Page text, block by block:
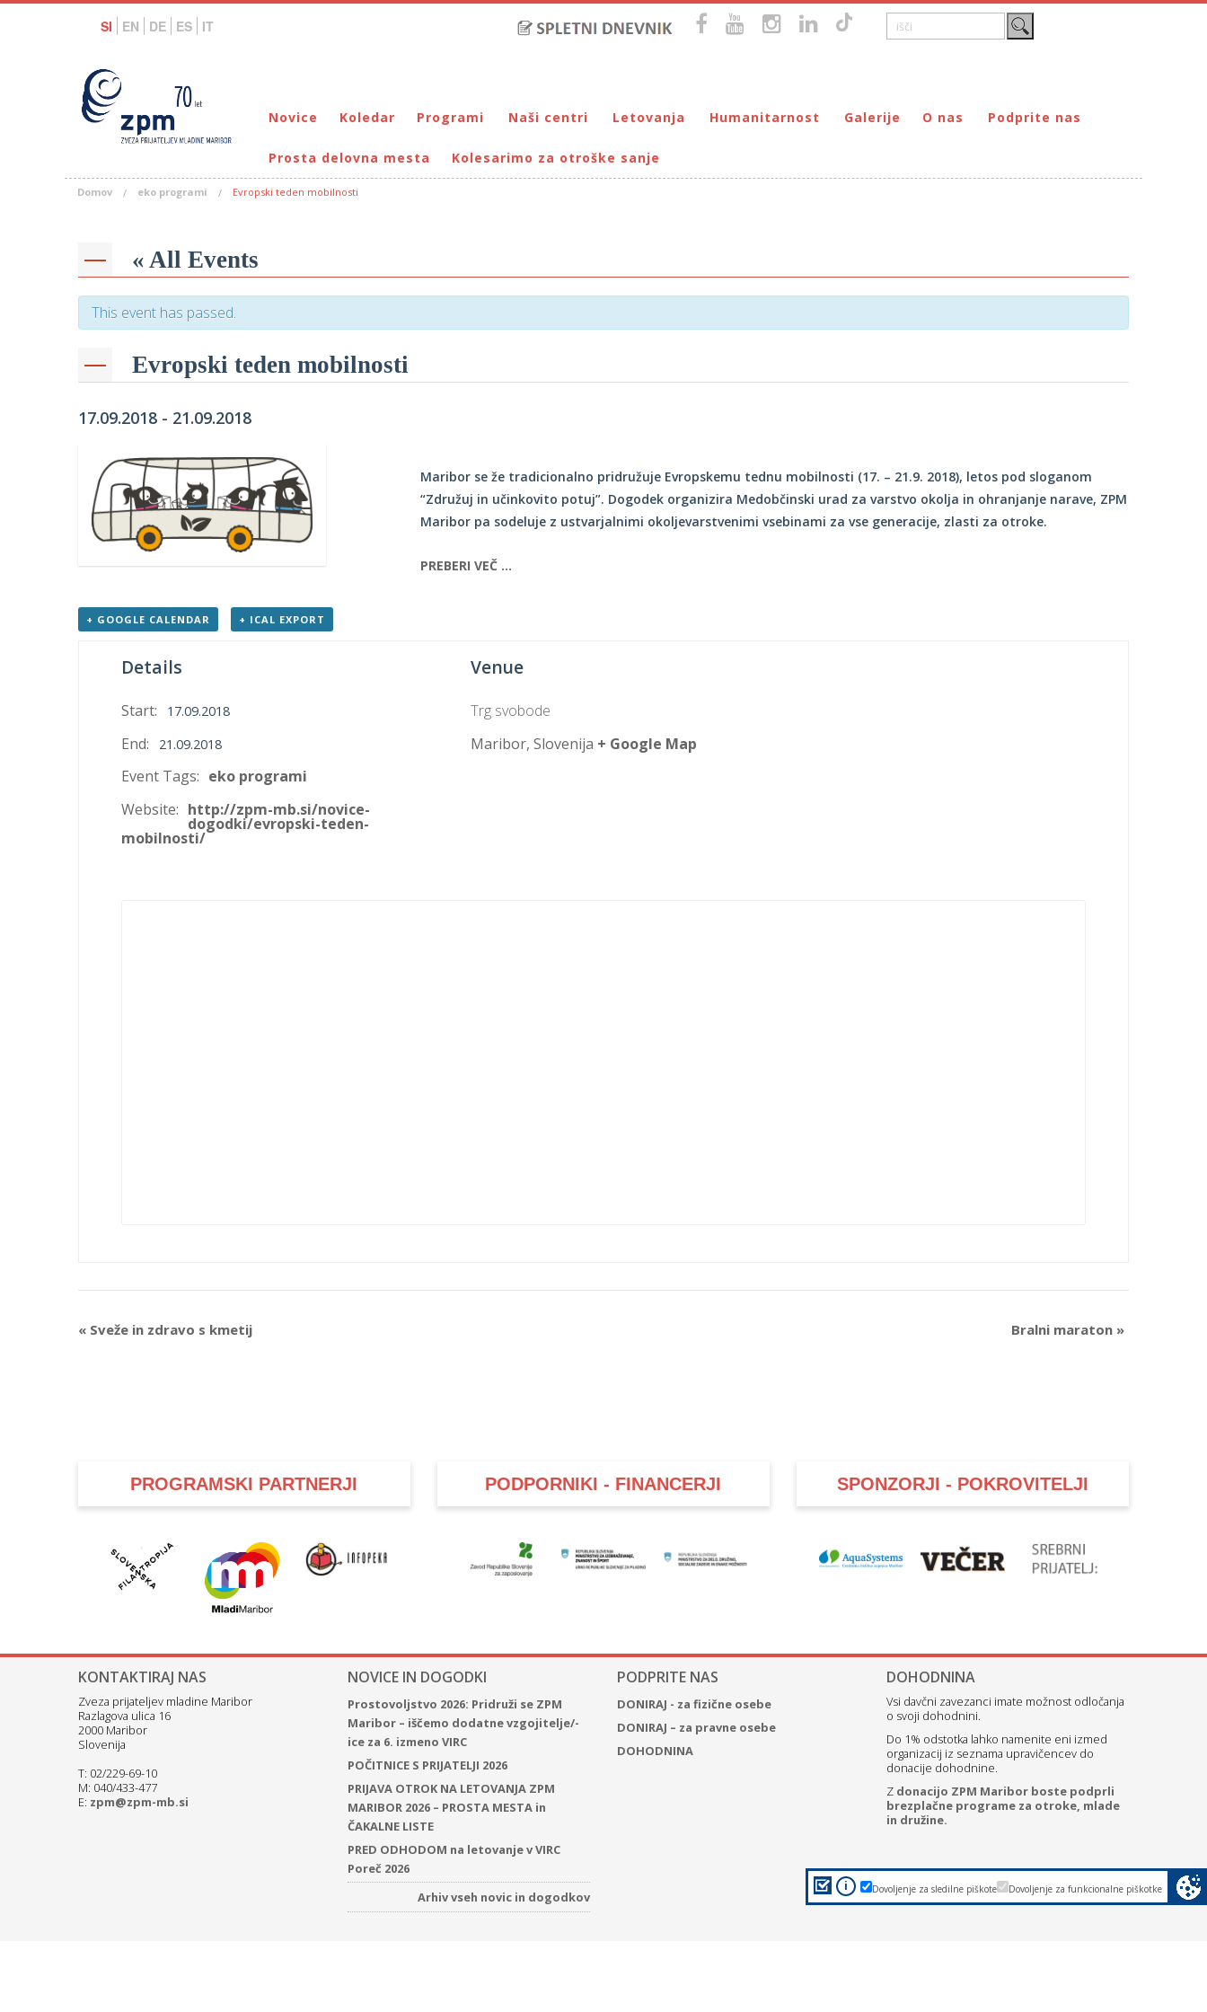
SI EN DE ES IT
Novice Koledar Programi
Bralna značka
Eko programi
Omogočimo sanje
Prostovoljstvo
Soba pobega – Prepih v labirintu
Povezani za ljudi
Naši centri
DUM Maribor
VIRC Poreč
Letovanja
Letovanje – VIRC Poreč
Letovanje – DMZ na Pohorju
Humanitarnost
Dohodnina – Društvo prijateljev mladine Maribor
Galerije O nas
Poslanstvo
Partnerji
Podprite nas
DONIRAJ – za pravne osebe
Prosta delovna mesta Kolesarimo za otroške sanje
Domov eko programi Evropski teden mobilnosti
« All Events
This event has passed.
Evropski teden mobilnosti
17.09.2018 - 21.09.2018
Maribor se že tradicionalno pridružuje Evropskemu tednu mobilnosti (17. – 21.9. 2018), letos pod sloganom
“Združuj in učinkovito potuj”. Dogodek organizira Medobčinski urad za varstvo okolja in ohranjanje narave, ZPM
Maribor pa sodeluje z ustvarjalnimi okoljevarstvenimi vsebinami za vse generacije, zlasti za otroke.
PREBERI VEČ …
+ GOOGLE CALENDAR + ICAL EXPORT
Details
Start: 17.09.2018
End: 21.09.2018
Event Tags: eko programi
Website: http://zpm-mb.si/novice-
dogodki/evropski-teden-
mobilnosti/
Venue
Trg svobode
Maribor, Slovenija + Google Map
Event
« Sveže in zdravo s kmetij Bralni maraton »
PROGRAMSKI PARTNERJI PODPORNIKI - FINANCERJI SPONZORJI - POKROVITELJI
KONTAKTIRAJ NAS
Zveza prijateljev mladine Maribor
Razlagova ulica 16
2000 Maribor
Slovenija
T: 02/229-69-10
M: 040/433-477
E: zpm@zpm-mb.si
NOVICE IN DOGODKI
Prostovoljstvo 2026: Pridruži se ZPM
Maribor – iščemo dodatne vzgojitelje/-
ice za 6. izmeno VIRC
POČITNICE S PRIJATELJI 2026
PRIJAVA OTROK NA LETOVANJA ZPM
MARIBOR 2026 – PROSTA MESTA in
ČAKALNE LISTE
PRED ODHODOM na letovanje v VIRC
Poreč 2026
Arhiv vseh novic in dogodkov
PODPRITE NAS
DONIRAJ - za fizične osebe
DONIRAJ – za pravne osebe
DOHODNINA
DOHODNINA
Vsi davčni zavezanci imate možnost odločanja
o svoji dohodnini.
Do 1% odstotka lahko namenite eni izmed
organizacij iz seznama upravičencev do
donacije dohodnine.
Z donacijo ZPM Maribor boste podprli
brezplačne programe za otroke, mlade
in družine.
Dovoljenje za funkcionalne piškotke
Dovoljenje za sledilne piškote
i